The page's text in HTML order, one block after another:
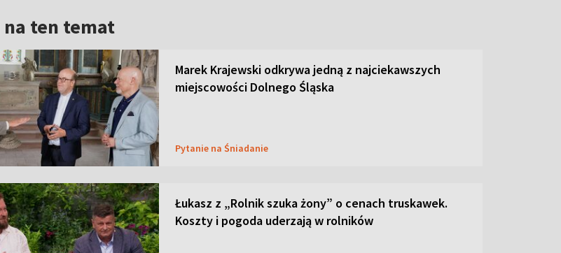
na ten temat
Marek Krajewski odkrywa jedną z najciekawszych
miejscowości Dolnego Śląska
Pytanie na Śniadanie
Łukasz z „Rolnik szuka żony” o cenach truskawek.
Koszty i pogoda uderzają w rolników